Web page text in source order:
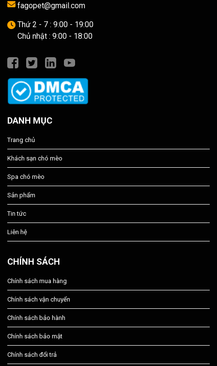
fagopet@gmail.com
Thứ 2 - 7 : 9:00 - 19:00
Chủ nhật : 9:00 - 18:00
DANH MỤC
Trang chủ
Khách sạn chó mèo
Spa chó mèo
Sản phẩm
Tin tức
Liên hệ
CHÍNH SÁCH
Chính sách mua hàng
Chính sách vận chuyển
Chính sách bảo hành
Chính sách bảo mật
Chính sách đổi trả